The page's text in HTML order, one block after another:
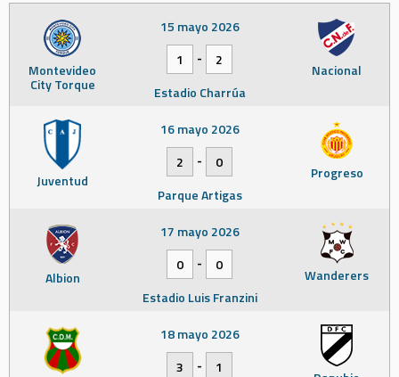
Montevideo
City Torque
Nacional
15 mayo 2026
1
-
2
Estadio Charrúa
Juventud Progreso
16 mayo 2026
2
-
0
Parque Artigas
Albion Wanderers
17 mayo 2026
0
-
0
Estadio Luis Franzini
18 mayo 2026
3
-
1